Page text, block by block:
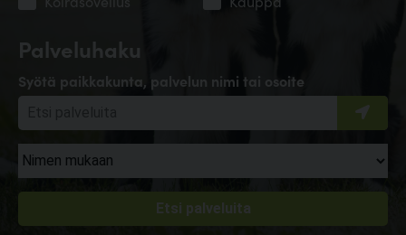
Palveluhaku
Syötä paikkakunta, palvelun nimi tai osoite